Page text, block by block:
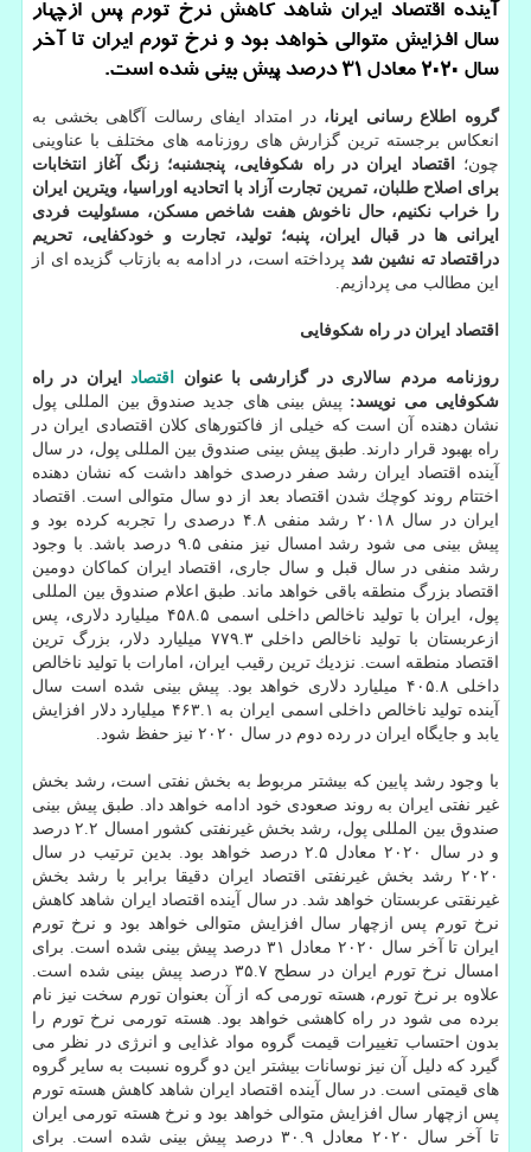
آینده اقتصاد ایران شاهد كاهش نرخ تورم پس ازچهار
سال افزایش متوالی خواهد بود و نرخ تورم ایران تا آخر
سال 2020 معادل 31 درصد پیش بینی شده است.
گروه اطلاع رسانی ایرنا،در امتداد ایفای رسالت آگاهی بخشی به
انعكاس برجسته ترین گزارش های روزنامه های مختلف با عناوینی
چون؛
اقتصاد ایران در راه شكوفایی، پنجشنبه؛ زنگ آغاز انتخابات
برای اصلاح طلبان، تمرین تجارت آزاد با اتحادیه اوراسیا، ویترین ایران
را خراب نكنیم، حال ناخوش هفت شاخص مسكن، مسئولیت فردی
ایرانی ها در قبال ایران، پنبه؛ تولید، تجارت و خودكفایی، تحریم
دراقتصاد ته نشین شد پرداخته است، در ادامه به بازتاب گزیده ای از
این مطالب می پردازیم.
اقتصاد ایران در راه شكوفایی
روزنامه مردم سالاری در گزارشی با عنوان اقتصادایران در راه
شكوفایی می نویسد: پیش بینی های جدید صندوق بین المللی پول
نشان دهنده آن است كه خیلی از فاكتورهای كلان اقتصادی ایران در
راه بهبود قرار دارند. طبق پیش بینی صندوق بین المللی پول، در سال
آینده اقتصاد ایران رشد صفر درصدی خواهد داشت كه نشان دهنده
اختتام روند كوچك شدن اقتصاد بعد از دو سال متوالی است. اقتصاد
ایران در سال ۲۰۱۸ رشد منفی ۴.۸ درصدی را تجربه كرده بود و
پیش بینی می شود رشد امسال نیز منفی ۹.۵ درصد باشد. با وجود
رشد منفی در سال قبل و سال جاری، اقتصاد ایران كماكان دومین
اقتصاد بزرگ منطقه باقی خواهد ماند. طبق اعلام صندوق بین المللی
پول، ایران با تولید ناخالص داخلی اسمی ۴۵۸.۵ میلیارد دلاری، پس
ازعربستان با تولید ناخالص داخلی ۷۷۹.۳ میلیارد دلار، بزرگ ترین
اقتصاد منطقه است. نزدیك ترین رقیب ایران، امارات با تولید ناخالص
داخلی ۴۰۵.۸ میلیارد دلاری خواهد بود. پیش بینی شده است سال
آینده تولید ناخالص داخلی اسمی ایران به ۴۶۳.۱ میلیارد دلار افزایش
یابد و جایگاه ایران در رده دوم در سال ۲۰۲۰ نیز حفظ شود.
با وجود رشد پایین كه بیشتر مربوط به بخش نفتی است، رشد بخش
غیر نفتی ایران به روند صعودی خود ادامه خواهد داد. طبق پیش بینی
صندوق بین المللی پول، رشد بخش غیرنفتی كشور امسال ۲.۲ درصد
و در سال ۲۰۲۰ معادل ۲.۵ درصد خواهد بود. بدین ترتیب در سال
۲۰۲۰ رشد بخش غیرنفتی اقتصاد ایران دقیقا برابر با رشد بخش
غیرنقتی عربستان خواهد شد. در سال آینده اقتصاد ایران شاهد كاهش
نرخ تورم پس ازچهار سال افزایش متوالی خواهد بود و نرخ تورم
ایران تا آخر سال ۲۰۲۰ معادل ۳۱ درصد پیش بینی شده است. برای
امسال نرخ تورم ایران در سطح ۳۵.۷ درصد پیش بینی شده است.
علاوه بر نرخ تورم، هسته تورمی كه از آن بعنوان تورم سخت نیز نام
برده می شود در راه كاهشی خواهد بود. هسته تورمی نرخ تورم را
بدون احتساب تغییرات قیمت گروه مواد غذایی و انرژی در نظر می
گیرد كه دلیل آن نیز نوسانات بیشتر این دو گروه نسبت به سایر گروه
های قیمتی است. در سال آینده اقتصاد ایران شاهد كاهش هسته تورم
پس ازچهار سال افزایش متوالی خواهد بود و نرخ هسته تورمی ایران
تا آخر سال ۲۰۲۰ معادل ۳۰.۹ درصد پیش بینی شده است. برای